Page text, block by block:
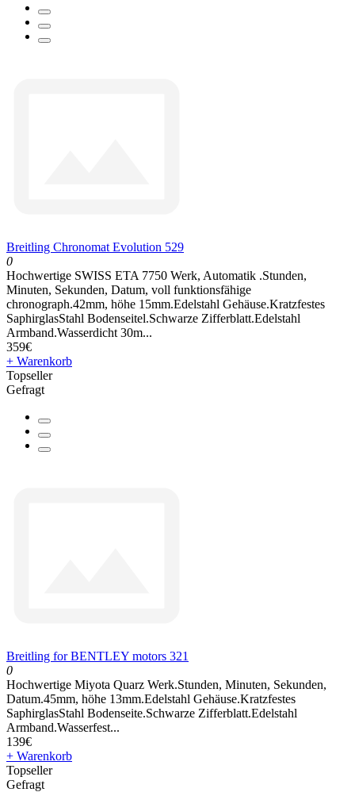
Breitling Chronomat Evolution 529
0
Hochwertige SWISS ETA 7750 Werk, Automatik .Stunden,
Minuten, Sekunden, Datum, voll funktionsfähige
chronograph.42mm, höhe 15mm.Edelstahl Gehäuse.Kratzfestes
SaphirglasStahl Bodenseitel.Schwarze Zifferblatt.Edelstahl
Armband.Wasserdicht 30m...
359€
+ Warenkorb
Topseller
Gefragt
Breitling for BENTLEY motors 321
0
Hochwertige Miyota Quarz Werk.Stunden, Minuten, Sekunden,
Datum.45mm, höhe 13mm.Edelstahl Gehäuse.Kratzfestes
SaphirglasStahl Bodenseite.Schwarze Zifferblatt.Edelstahl
Armband.Wasserfest...
139€
+ Warenkorb
Topseller
Gefragt